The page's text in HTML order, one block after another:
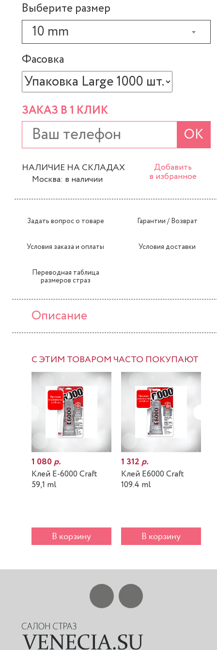
Выберите размер
10 mm
Фасовка
ЗАКАЗ В 1 КЛИК
ОК
НАЛИЧИЕ НА СКЛАДАХ
Москва: в наличии
Добавить
в избранное
Задать вопрос о товаре Гарантии / Возврат
Условия заказа и оплаты Условия доставки
Переводная таблица
размеров страз
Описание
С ЭТИМ ТОВАРОМ ЧАСТО ПОКУПАЮТ
1 080р.
Клей E-6000 Craft
59,1 ml
В корзину
1 312р.
Клей E6000 Craft
109.4 ml
В корзину